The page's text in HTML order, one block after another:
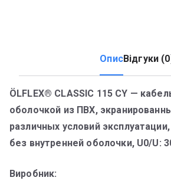
ОписВідгуки
ÖLFLEX® CLASSIC 115 CY —
оболочкой из ПВХ,
различных условий
без внутренней оболочки, U0/U:
Виробник: